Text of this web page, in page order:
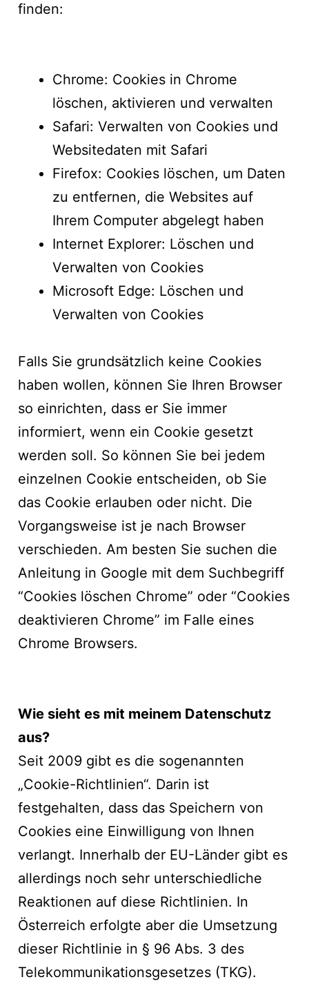
finden:
Chrome: Cookies in Chrome
löschen, aktivieren und verwalten
Safari: Verwalten von Cookies und
Websitedaten mit Safari
Firefox: Cookies löschen, um Daten
zu entfernen, die Websites auf
Ihrem Computer abgelegt haben
Internet Explorer: Löschen und
Verwalten von Cookies
Microsoft Edge: Löschen und
Verwalten von Cookies
Falls Sie grundsätzlich keine Cookies
haben wollen, können Sie Ihren Browser
so einrichten, dass er Sie immer
informiert, wenn ein Cookie gesetzt
werden soll. So können Sie bei jedem
einzelnen Cookie entscheiden, ob Sie
das Cookie erlauben oder nicht. Die
Vorgangsweise ist je nach Browser
verschieden. Am besten Sie suchen die
Anleitung in Google mit dem Suchbegriff
“Cookies löschen Chrome” oder “Cookies
deaktivieren Chrome” im Falle eines
Chrome Browsers.
Wie sieht es mit meinem Datenschutz
aus?
Seit 2009 gibt es die sogenannten
„Cookie-Richtlinien“. Darin ist
festgehalten, dass das Speichern von
Cookies eine Einwilligung von Ihnen
verlangt. Innerhalb der EU-Länder gibt es
allerdings noch sehr unterschiedliche
Reaktionen auf diese Richtlinien. In
Österreich erfolgte aber die Umsetzung
dieser Richtlinie in § 96 Abs. 3 des
Telekommunikationsgesetzes (TKG).